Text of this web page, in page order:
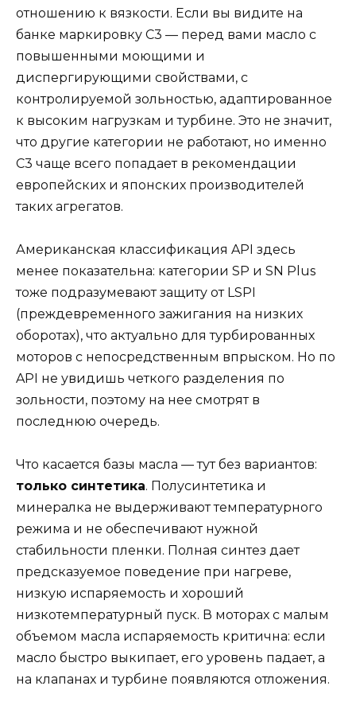
отношению к вязкости. Если вы видите на
банке маркировку C3 — перед вами масло с
повышенными моющими и
диспергирующими свойствами, с
контролируемой зольностью, адаптированное
к высоким нагрузкам и турбине. Это не значит,
что другие категории не работают, но именно
C3 чаще всего попадает в рекомендации
европейских и японских производителей
таких агрегатов.
Американская классификация API здесь
менее показательна: категории SP и SN Plus
тоже подразумевают защиту от LSPI
(преждевременного зажигания на низких
оборотах), что актуально для турбированных
моторов с непосредственным впрыском. Но по
API не увидишь четкого разделения по
зольности, поэтому на нее смотрят в
последнюю очередь.
Что касается базы масла — тут без вариантов:
только синтетика. Полусинтетика и
минералка не выдерживают температурного
режима и не обеспечивают нужной
стабильности пленки. Полная синтез дает
предсказуемое поведение при нагреве,
низкую испаряемость и хороший
низкотемпературный пуск. В моторах с малым
объемом масла испаряемость критична: если
масло быстро выкипает, его уровень падает, а
на клапанах и турбине появляются отложения.